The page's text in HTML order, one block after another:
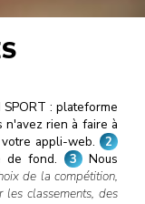
: plateforme
n'avez rien à faire à
appli-web. 2
de fond.
3 Nous
de la compétition,
les classements, des